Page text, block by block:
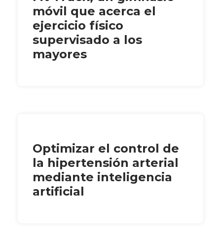
móvil que acerca el
ejercicio físico
supervisado a los
mayores
Optimizar el control de
la hipertensión arterial
mediante inteligencia
artificial